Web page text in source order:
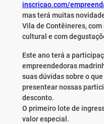
inscricao.com/
mas terá muitas
Vila de Contêineres,
cultural e com
Este ano terá a
empreendedoras
suas dúvidas sobre o
presentear nossas
desconto.
O primeiro lote de
valor especial.